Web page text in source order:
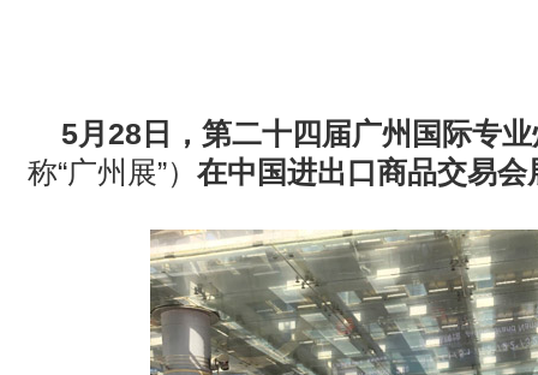
· 松下投影机赋能LYMB.iO的MultiBall系统，打造新一代体育与
5月 28 日，第二十四届广州国际专
称“广州展”） 在中国进出口商品交易会